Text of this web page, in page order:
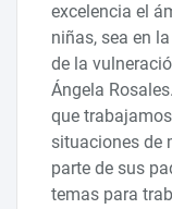
excelencia el
niñas, sea en
de la
Ángela
que
situaciones de
parte de sus
temas para